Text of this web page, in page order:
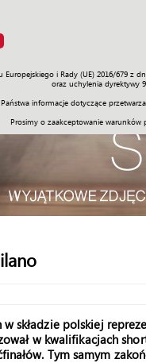
i Rady (UE) 2016/679
oraz uchylenia dyrektywy
informacje dotyczące
Prosimy o zaakceptowanie
Prawo Świat
składzie polskiej
w kwalifikacjach
Tym samym